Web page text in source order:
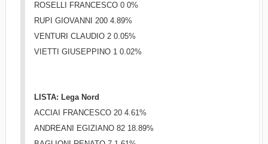
ROSELLI FRANCESCO 0 0%
RUPI GIOVANNI 200 4.89%
VENTURI CLAUDIO 2 0.05%
VIETTI GIUSEPPINO 1 0.02%
LISTA: Lega Nord
ACCIAI FRANCESCO 20 4.61%
ANDREANI EGIZIANO 82 18.89%